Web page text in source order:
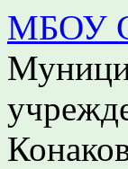
МБОУ